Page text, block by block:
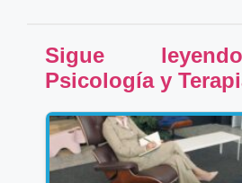
Sigue
Psicología y